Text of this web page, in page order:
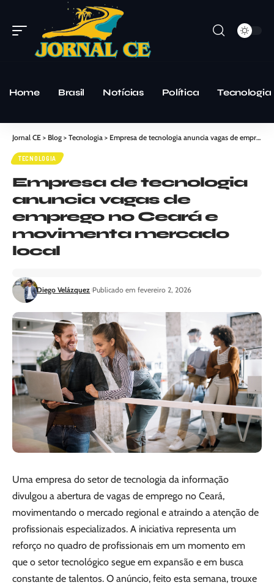
Home Brasil Notícias Política Tecnologia
Jornal CE > Blog > Tecnologia > Empresa de tecnologia anuncia vagas de emprego no Ceará e movimenta mercado local
TECNOLOGIA
Empresa de tecnologia
anuncia vagas de
emprego no Ceará e
movimenta mercado
local
Diego Velázquez Publicado em fevereiro 2, 2026
Uma empresa do setor de tecnologia da informação
divulgou a abertura de vagas de emprego no Ceará,
movimentando o mercado regional e atraindo a atenção de
profissionais especializados. A iniciativa representa um
reforço no quadro de profissionais em um momento em
que o setor tecnológico segue em expansão e em busca
constante de talentos. O anúncio, feito esta semana, trouxe